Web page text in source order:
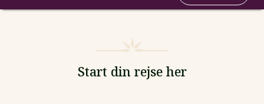
Start din rejse her